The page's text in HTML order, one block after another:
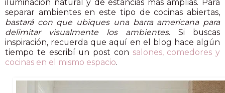
iluminación natural y de estancias más amplias. Para
separar ambientes en este tipo de cocinas abiertas,
bastará con que ubiques una barra americana para
delimitar visualmente los ambientes. Si buscas
inspiración, recuerda que aquí en el blog hace algún
tiempo te escribí un post con salones, comedores y
cocinas en el mismo espacio.